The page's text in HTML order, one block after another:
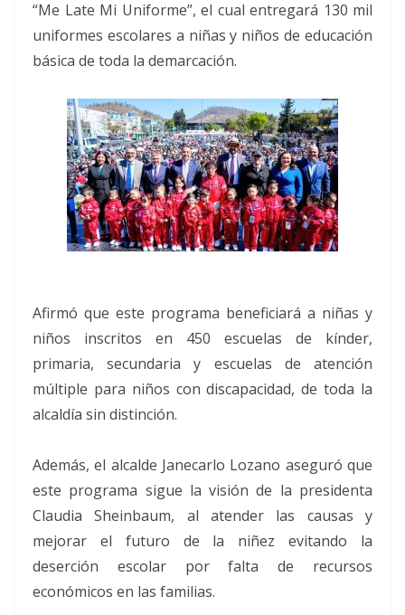
“Me Late Mi Uniforme”, el cual entregará 130 mil
uniformes escolares a niñas y niños de educación
básica de toda la demarcación.
Afirmó que este programa beneficiará a niñas y
niños inscritos en 450 escuelas de kínder,
primaria, secundaria y escuelas de atención
múltiple para niños con discapacidad, de toda la
alcaldía sin distinción.
Además, el alcalde Janecarlo Lozano aseguró que
este programa sigue la visión de la presidenta
Claudia Sheinbaum, al atender las causas y
mejorar el futuro de la niñez evitando la
deserción escolar por falta de recursos
económicos en las familias.